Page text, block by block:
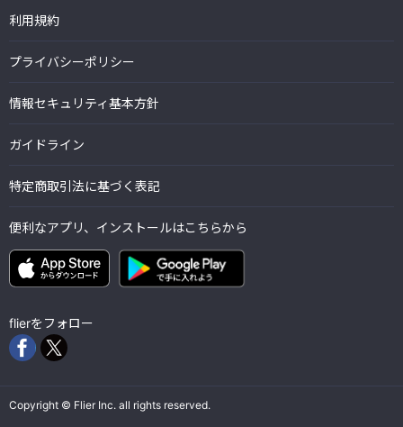
利用規約
プライバシーポリシー
情報セキュリティ基本方針
ガイドライン
特定商取引法に基づく表記
便利なアプリ、インストールはこちらから
flierをフォロー
Copyright © Flier Inc. all rights reserved.